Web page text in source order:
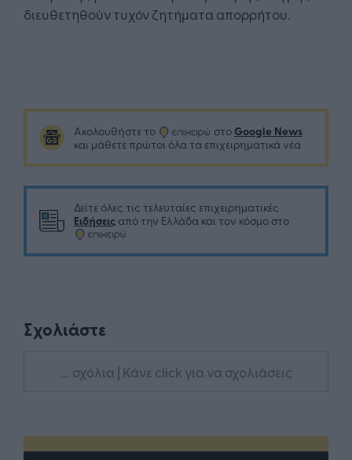
διευθετηθούν τυχόν ζητήματα απορρήτου.
Ακολουθήστε το στο Google News
και μάθετε πρώτοι όλα τα επιχειρηματικά νέα
Δείτε όλες τις τελευταίες επιχειρηματικές
Ειδήσεις από την Ελλάδα και τον κόσμο στο
Σχολιάστε
... σχόλια | Κάνε click για να σχολιάσεις